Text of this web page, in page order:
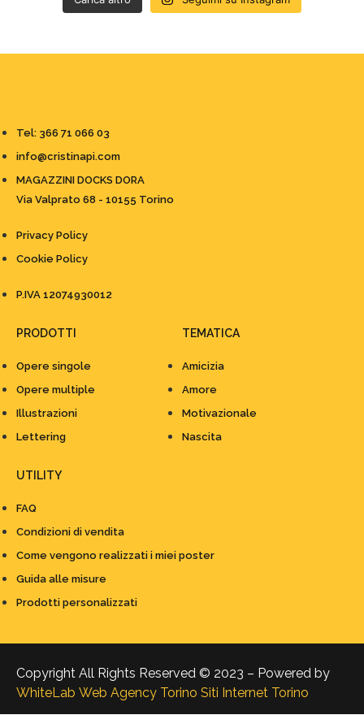
Tel: 366 71 066 03
info@cristinapi.com
MAGAZZINI DOCKS DORA
Via Valprato 68 - 10155 Torino
Privacy Policy
Cookie Policy
P.IVA 12074930012
PRODOTTI
Opere singole
Opere multiple
Illustrazioni
Lettering
TEMATICA
Amicizia
Amore
Motivazionale
Nascita
UTILITY
FAQ
Condizioni di vendita
Come vengono realizzati i miei poster
Guida alle misure
Prodotti personalizzati
Copyright All Rights Reserved © 2023 – Powered by
WhiteLab Web Agency Torino Siti Internet Torino